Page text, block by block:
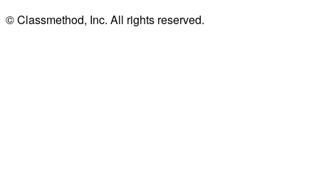
© Classmethod, Inc. All rights reserved.